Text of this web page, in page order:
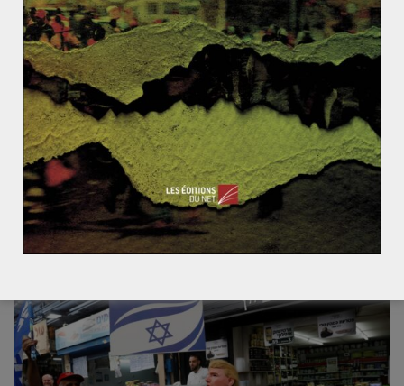
Marie-Christine BIDAULT 14 janvier 2020 0 Comments
2020 : Des élections importantes à suivre !
(2/2)
L’année 2020 s’annonce chargée en rendez-vous
électoraux importants sur le plan international. Ceux-ci
pourraient redéfinir durablement le contexte
diplomatique à
Read More